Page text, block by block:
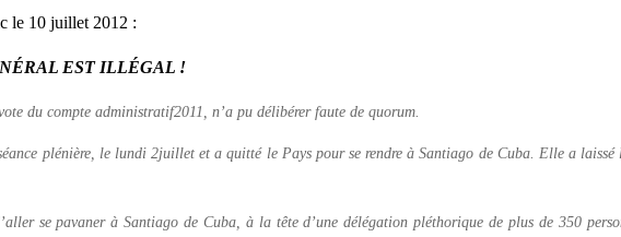
le 10 juillet 2012 :
EST ILLÉGAL !
du compte administratif2011, n’a pu délibérer faute de quorum.
plénière, le lundi 2juillet et a quitté le Pays pour se rendre à Santiago de Cuba. Elle a
se pavaner à Santiago de Cuba, à la tête d’une délégation pléthorique de plus de 350